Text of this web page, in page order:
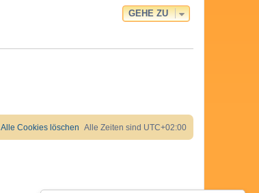
GEHE ZU
Alle Zeiten sind UTC+02:00
Alle Cookies löschen